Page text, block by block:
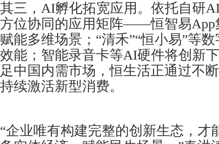
其三，AI孵化拓宽应用。依托自研
方位协同的应用矩阵——恒智易App
赋能多维场景；“清禾”“恒小易”等
效能；智能录音卡等AI硬件将创新
足中国内需市场，恒生活正通过不
持续激活新型消费。
“企业唯有构建完整的创新生态，才